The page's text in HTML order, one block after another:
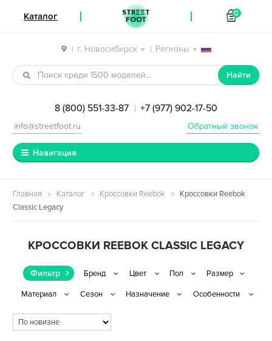
| г. Новосибирск | Регионы
Перейти к навигации
Перейти к содержимому
Найти
8 (800) 551-33-87 | +7 (977) 902-17-50
Обратный звонок
info@streetfoot.ru
Навигация
Главная Каталог Кроссовки Reebok
Кроссовки Reebok
Classic Legacy
КРОССОВКИ REEBOK CLASSIC LEGACY
Фильтр
Каталог STREET
FOOT
0